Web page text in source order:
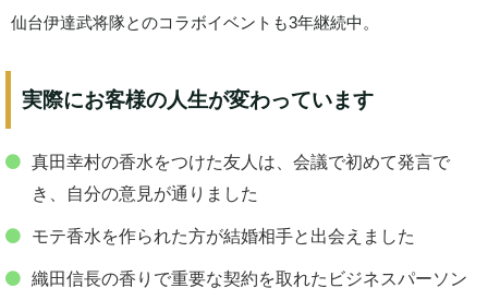
仙台伊達武将隊とのコラボイベントも3年継続中。
実際にお客様の人生が変わっています
真田幸村の香水をつけた友人は、会議で初めて発言で
き、自分の意見が通りました
モテ香水を作られた方が結婚相手と出会えました
織田信長の香りで重要な契約を取れたビジネスパーソン